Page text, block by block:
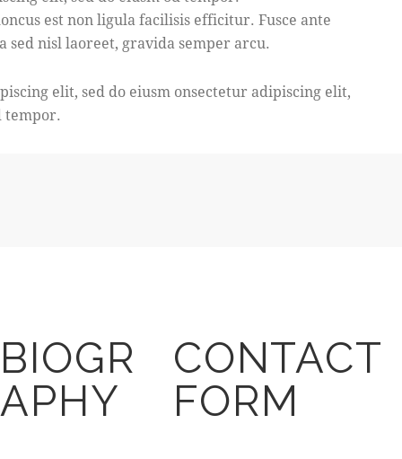
est non ligula facilisis efficitur. Fusce ante
sed nisl laoreet, gravida semper arcu.
elit, sed do eiusm onsectetur adipiscing elit,
tempor.
BIOGR
APHY
CONTACT
FORM